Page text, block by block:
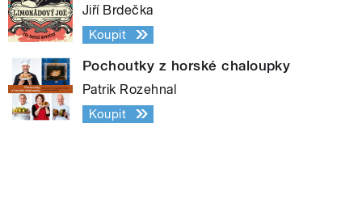
Jiří Brdečka
Koupit
Pochoutky z horské chaloupky
Patrik Rozehnal
Koupit